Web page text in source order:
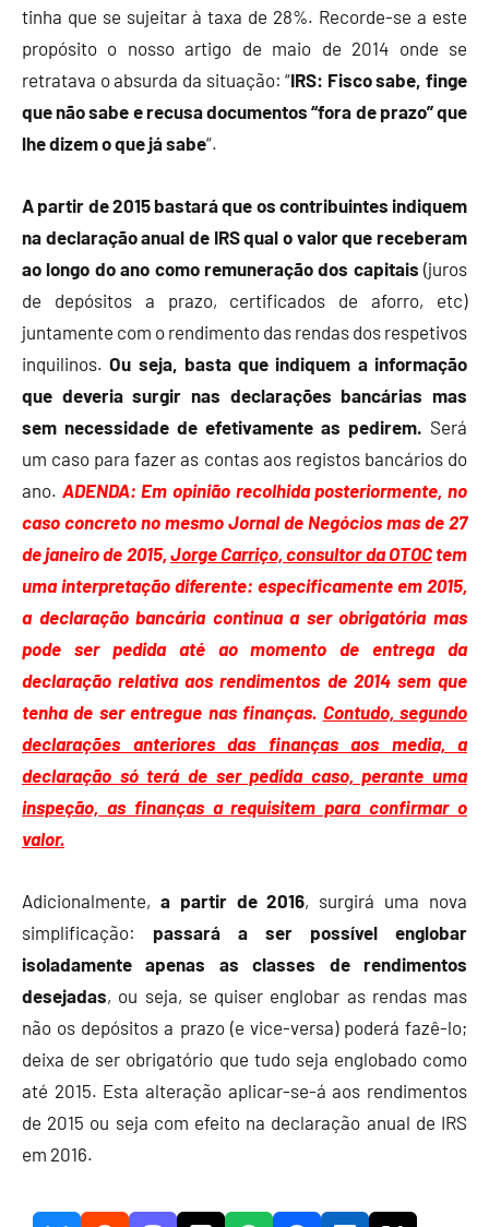
tinha que se sujeitar à taxa de 28%. Recorde-se a este
propósito o nosso artigo de maio de 2014 onde se
retratava o absurda da situação: “IRS: Fisco sabe, finge
que não sabe e recusa documentos “fora de prazo” que
lhe dizem o que já sabe“.
A partir de 2015 bastará que os contribuintes indiquem
na declaração anual de IRS qual o valor que receberam
ao longo do ano como remuneração dos capitais (juros
de depósitos a prazo, certificados de aforro, etc)
juntamente com o rendimento das rendas dos respetivos
inquilinos.Ou seja, basta que indiquem a informação
que deveria surgir nas declarações bancárias mas
sem necessidade de efetivamente as pedirem. Será
um caso para fazer as contas aos registos bancários do
ano. ADENDA: Em opinião recolhida posteriormente, no
caso concreto no mesmo Jornal de Negócios mas de 27
de janeiro de 2015,Jorge Carriço, consultor da OTOCtem
uma interpretação diferente: especificamente em 2015,
a declaração bancária continua a ser obrigatória mas
pode ser pedida até ao momento de entrega da
declaração relativa aos rendimentos de 2014 sem que
tenha de ser entregue nas finanças. Contudo, segundo
declarações anteriores das finanças aos media, a
declaração só terá de ser pedida caso, perante uma
inspeção, as finanças a requisitem para confirmar o
valor.
Adicionalmente, a partir de 2016, surgirá uma nova
simplificação: passará a ser possível englobar
isoladamente apenas as classes de rendimentos
desejadas, ou seja, se quiser englobar as rendas mas
não os depósitos a prazo (e vice-versa) poderá fazê-lo;
deixa de ser obrigatório que tudo seja englobado como
até 2015. Esta alteração aplicar-se-á aos rendimentos
de 2015 ou seja com efeito na declaração anual de IRS
em 2016.